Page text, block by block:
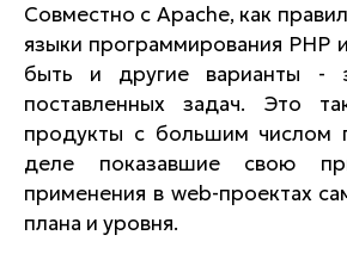
Совместно с Apache, как
языки программирования РНР
быть и другие варианты -
поставленных задач. Это
продукты с большим числом
деле показавшие свою
применения в web-проектах
плана и уровня.